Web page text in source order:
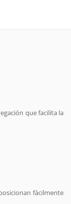
que facilita la
fácilmente